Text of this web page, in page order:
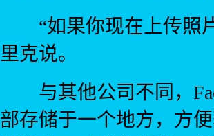
“如果你现在上传照片
里克说。
与其他公司不同，
部存储于一个地方，方